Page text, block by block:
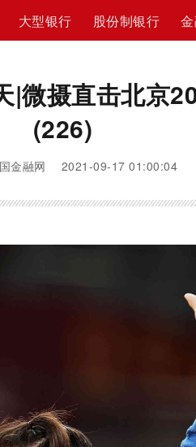
大型银行 股份制银行
|微摄直击北京
(226)
金融网 2021-09-17 01:00:04